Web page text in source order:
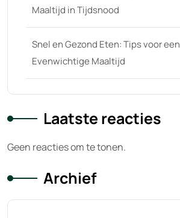
Maaltijd in Tijdsnood
Snel en Gezond Eten: Tips voor een
Evenwichtige Maaltijd
Laatste reacties
Geen reacties om te tonen.
Archief